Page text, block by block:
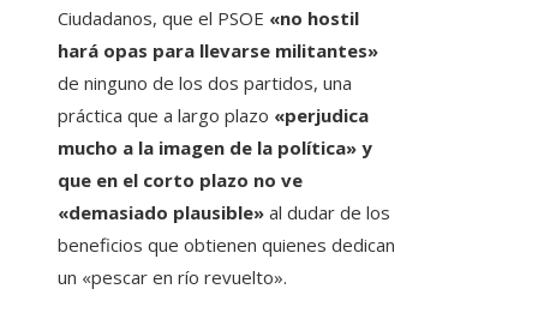
Ciudadanos, que el PSOE «no hostil
hará opas para llevarse militantes»
de ninguno de los dos partidos, una
práctica que a largo plazo «perjudica
mucho a la imagen de la política» y
que en el corto plazo no ve
«demasiado plausible» al dudar de los
beneficios que obtienen quienes dedican
un «pescar en río revuelto».